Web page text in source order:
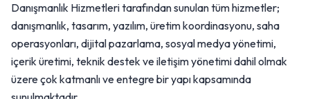
Danışmanlık Hizmetleri tarafından sunulan tüm hizmetler;
danışmanlık, tasarım, yazılım, üretim koordinasyonu, saha
operasyonları, dijital pazarlama, sosyal medya yönetimi,
içerik üretimi, teknik destek ve iletişim yönetimi dahil olmak
üzere çok katmanlı ve entegre bir yapı kapsamında